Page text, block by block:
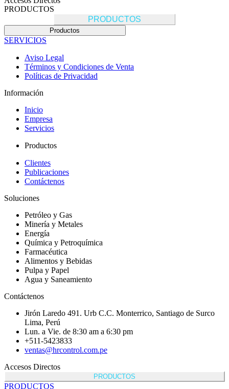
PRODUCTOS
PRODUCTOS
Productos
SERVICIOS
Aviso Legal
Términos y Condiciones de Venta
Políticas de Privacidad
Información
Inicio
Empresa
Servicios
Productos
Clientes
Publicaciones
Contáctenos
Soluciones
Petróleo y Gas
Minería y Metales
Energía
Química y Petroquímica
Farmacéutica
Alimentos y Bebidas
Pulpa y Papel
Agua y Saneamiento
Contáctenos
Jirón Laredo 491. Urb C.C. Monterrico, Santiago de Surco
Lima, Perú
Lun. a Vie. de 8:30 am a 6:30 pm
+511-5423833
ventas@hrcontrol.com.pe
Accesos Directos
PRODUCTOS
PRODUCTOS